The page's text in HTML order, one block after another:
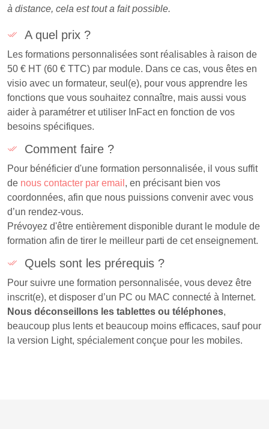
à distance, cela est tout a fait possible.
A quel prix ?
Les formations personnalisées sont réalisables à raison de
50 € HT (60 € TTC) par module. Dans ce cas, vous êtes en
visio avec un formateur, seul(e), pour vous apprendre les
fonctions que vous souhaitez connaître, mais aussi vous
aider à paramétrer et utiliser InFact en fonction de vos
besoins spécifiques.
Comment faire ?
Pour bénéficier d'une formation personnalisée, il vous suffit
de nous contacter par email , en précisant bien vos
coordonnées, afin que nous puissions convenir avec vous
d’un rendez-vous.
Prévoyez d'être entièrement disponible durant le module de
formation afin de tirer le meilleur parti de cet enseignement.
Quels sont les prérequis ?
Pour suivre une formation personnalisée, vous devez être
inscrit(e), et disposer d’un PC ou MAC connecté à Internet.
Nous déconseillons les tablettes ou téléphones,
beaucoup plus lents et beaucoup moins efficaces, sauf pour
la version Light, spécialement conçue pour les mobiles.